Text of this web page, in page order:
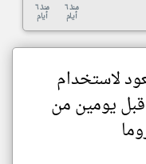
منذ ٦
أيام
منذ ٦
أيام
لاستخدام
قبل يومين من